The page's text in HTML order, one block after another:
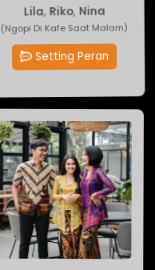
Lila,Riko,Nina
(Ngopi Di Kafe Saat Malam)
Setting Peran